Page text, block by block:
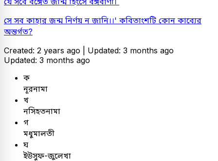
সে সব কাহার জন্ম নির্ণয় ন জানি।।' কবিতাংশটি কোন কাব্যের
অন্তর্গত?
Created: 2 years ago | Updated: 3 months ago
Updated: 3 months ago
ক
নূরনামা
খ
নসিহতনামা
গ
মধুমালতী
ঘ
ইউসুফ-জুলেখা